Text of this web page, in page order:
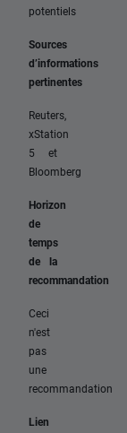
potentiels
Sources
d’informations
pertinentes
Reuters,
xStation
5 et
Bloomberg
Horizon
de
temps
de la
recommandation
Ceci
n'est
pas
une
recommandation
Lien